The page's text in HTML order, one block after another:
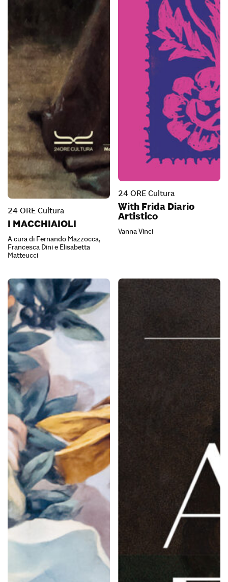
24 ORE Cultura
I MACCHIAIOLI
A cura di Fernando Mazzocca,
Francesca Dini e Elisabetta
Matteucci
24 ORE Cultura
With Frida Diario
Artistico
Vanna Vinci